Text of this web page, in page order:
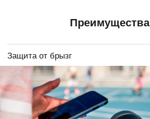
Преимущества
Защита от брызг